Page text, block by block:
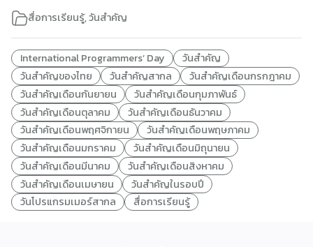
สื่อการเรียนรู้,วันสำคัญ
International Programmers’ Day
วันสำคัญ
วันสำคัญของไทย
วันสำคัญสากล
วันสำคัญเดือนกรกฎาคม
วันสำคัญเดือนกันยายน
วันสำคัญเดือนกุมภาพันธ์
วันสำคัญเดือนตุลาคม
วันสำคัญเดือนธันวาคม
วันสำคัญเดือนพฤศจิกายน
วันสำคัญเดือนพฤษภาคม
วันสำคัญเดือนมกราคม
วันสำคัญเดือนมิถุนายน
วันสำคัญเดือนมีนาคม
วันสำคัญเดือนสิงหาคม
วันสำคัญเดือนเมษายน
วันสำคัญในรอบปี
วันโปรแกรมเมอร์สากล
สื่อการเรียนรู้